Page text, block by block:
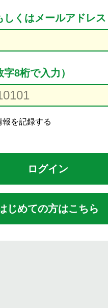
しくはメールアドレス
8桁で入力）
報を記録する
じめての方はこちら